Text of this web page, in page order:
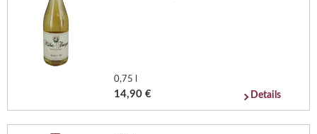
0,75 l
14,90 € Details